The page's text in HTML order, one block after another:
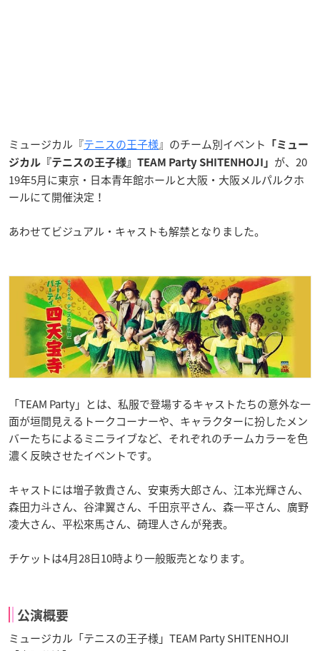
ミュージカル『テニスの王子様』のチーム別イベント
「ミュー
ジカル『テニスの王子様』TEAM Party SHITENHOJI」 が、20
19年5月に東京・日本青年館ホールと大阪・大阪メルパルクホ
ールにて開催決定！
あわせてビジュアル・キャストも解禁となりました。
「TEAM Party」とは、私服で登場するキャストたちの意外な一
面が垣間見えるトークコーナーや、キャラクターに扮したメン
バーたちによるミニライブなど、それぞれのチームカラーを色
濃く反映させたイベントです。
キャストには増子敦貴さん、安東秀大郎さん、 江本光輝さん、
森田力斗さん、谷津翼さん、千田京平さん、 森一平さん、廣野
凌大さん、 平松來馬さん、碕理人さんが発表。
チケットは4月28日10時より一般販売となります。
公演概要
ミュージカル「テニスの王子様」TEAM Party SHITENHOJI